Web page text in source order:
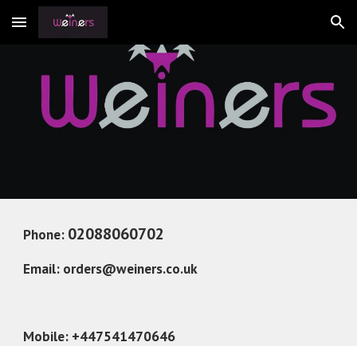
Skip to main content Skip to navigation
Phone: 02088060702
Email: orders@weiners.co.uk
Mobile: +447541470646